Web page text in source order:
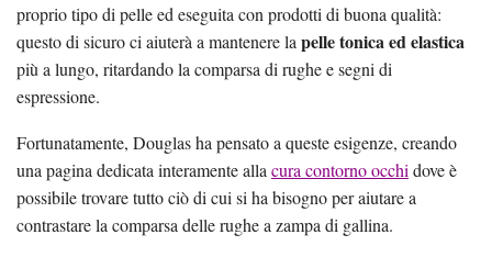
proprio tipo di pelle ed eseguita con prodotti di buona qualità:
questo di sicuro ci aiuterà a mantenere la pelle tonica ed elastica
più a lungo, ritardando la comparsa di rughe e segni di
espressione.
Fortunatamente, Douglas ha pensato a queste esigenze, creando
una pagina dedicata interamente alla cura contorno occhi dove è
possibile trovare tutto ciò di cui si ha bisogno per aiutare a
contrastare la comparsa delle rughe a zampa di gallina.